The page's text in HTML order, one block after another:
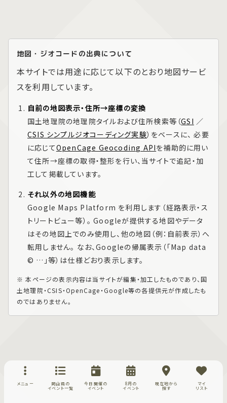
地図・ジオコードの出典について
本サイトでは用途に応じて以下のとおり地図サービ
スを利用しています。
自前の地図表示・住所→座標の変換
国土地理院の地理院タイルおよび住所検索等（GSI ／
CSIS シンプルジオコーディング実験）をベースに、 必要
に応じてOpenCage Geocoding APIを補助的に用い
て住所→座標の取得・整形を行い、当サイトで追記・加
工して掲載しています。
それ以外の地図機能
Google Maps Platform を利用します（経路表示・ス
トリートビュー等）。 Googleが提供する地図やデータ
はその地図上でのみ使用し、他の地図（例：自前表示）へ
転用しません。 なお、Googleの帰属表示（「Map data
© …」等）は仕様どおり表示します。
※ 本ページの表示内容は当サイトが編集・加工したものであり、国
土地理院・CSIS・OpenCage・Google等の各提供元が作成したも
のではありません。
メニュー
岡山県の
イベント一覧
今日開催の
イベント
8月の
イベント
現在地から
探す
マイ
リスト